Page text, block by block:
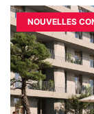
NOUVELLES